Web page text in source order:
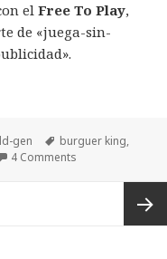
elFree To Play,
de «juega-sin-
se convirtió en
gen Etiquetas
burguer king,
4 Comments